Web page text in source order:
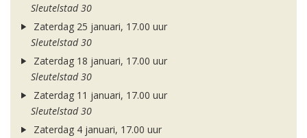
Sleutelstad 30
Zaterdag 25 januari, 17.00 uur
Sleutelstad 30
Zaterdag 18 januari, 17.00 uur
Sleutelstad 30
Zaterdag 11 januari, 17.00 uur
Sleutelstad 30
Zaterdag 4 januari, 17.00 uur